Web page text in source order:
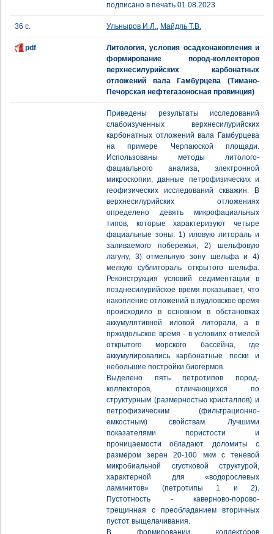
подписано в печать 01.08.2023
36 с. Ульныров И.Л., Майдль Т.В.
pdf
Литология, условия осадконакопления и
формирование пород-коллекторов
верхнесилурийских карбонатных
отложений вала Гамбурцева (Тимано-
Печорская нефтегазоносная провинция)
Приведены результаты исследований
слабоизученных верхнесилурийских
карбонатных отложений вала Гамбурцева
на примере Черпаюской площади.
Использованы методы литолого-
фациального анализа, электронной
микроскопии, данные петрофизических и
геофизических исследований скважин. В
верхнесилурийских отложениях
определено девять микрофациальных
типов, которые характеризуют четыре
фациальные зоны: 1) иловую литораль и
заливаемого побережья, 2) шельфовую
лагуну, 3) отмельную зону шельфа и 4)
мелкую сублитораль открытого шельфа.
Реконструкция условий седиментации в
позднесилурийское время показывает, что
накопление отложений в лудловское время
происходило в основном в обстановках
аккумулятивной иловой литорали, а в
пржидольское время - в условиях отмелей
открытого морского бассейна, где
аккумулировались карбонатные пески и
небольшие постройки биогермов.
Выделено пять петротипов пород-
коллекторов, отличающихся по
структурным (размерностью кристаллов) и
петрофизическим (фильтрационно-
емкостным) свойствам. Лучшими
показателями пористости и
проницаемости обладают доломиты с
размером зерен 20-100 мкм c теневой
микробиальной сгустковой структурой,
характерной для «водорослевых
ламинитов» (петротипы 1 и 2).
Пустотность - каверново-порово-
трещинная с преобладанием вторичных
пустот выщелачивания.
В формировании коллекторов